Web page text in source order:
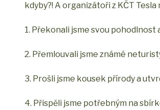
kdyby?! A organizátoři z KČT
1. Překonali jsme svou
2. Přemlouvali jsme známé
3. Prošli jsme kousek přírody a
4. Přispěli jsme potřebným na